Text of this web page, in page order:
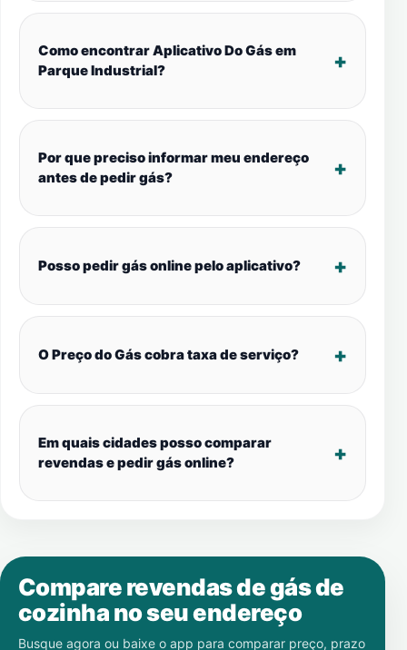
Como encontrar Aplicativo Do Gás em
Parque Industrial?
Por que preciso informar meu endereço
antes de pedir gás?
Posso pedir gás online pelo aplicativo?
O Preço do Gás cobra taxa de serviço?
Em quais cidades posso comparar
revendas e pedir gás online?
Compare revendas de gás de
cozinha no seu endereço
Busque agora ou baixe o app para comparar preço, prazo